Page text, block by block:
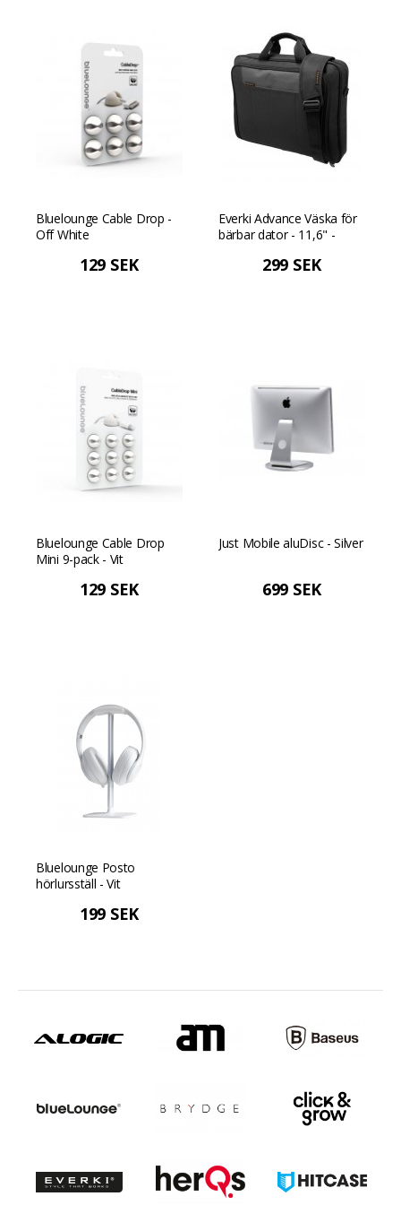
Bluelounge Cable Drop -
Off White
129 SEK
Everki Advance Väska för
bärbar dator - 11,6" -
299 SEK
Bluelounge Cable Drop
Mini 9-pack - Vit
129 SEK
Just Mobile aluDisc - Silver
699 SEK
Bluelounge Posto
hörlursställ - Vit
199 SEK